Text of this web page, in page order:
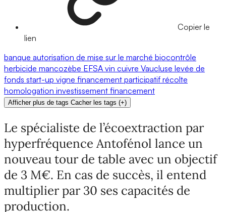
Copier le
lien
banque autorisation de mise sur le marché biocontrôle
herbicide mancozèbe EFSA vin cuivre Vaucluse levée de
fonds start-up vigne financement participatif récolte
homologation investissement financement
Afficher plus de tags Cacher les tags (+)
Le spécialiste de l’écoextraction par
hyperfréquence Antofénol lance un
nouveau tour de table avec un objectif
de 3 M€. En cas de succès, il entend
multiplier par 30 ses capacités de
production.